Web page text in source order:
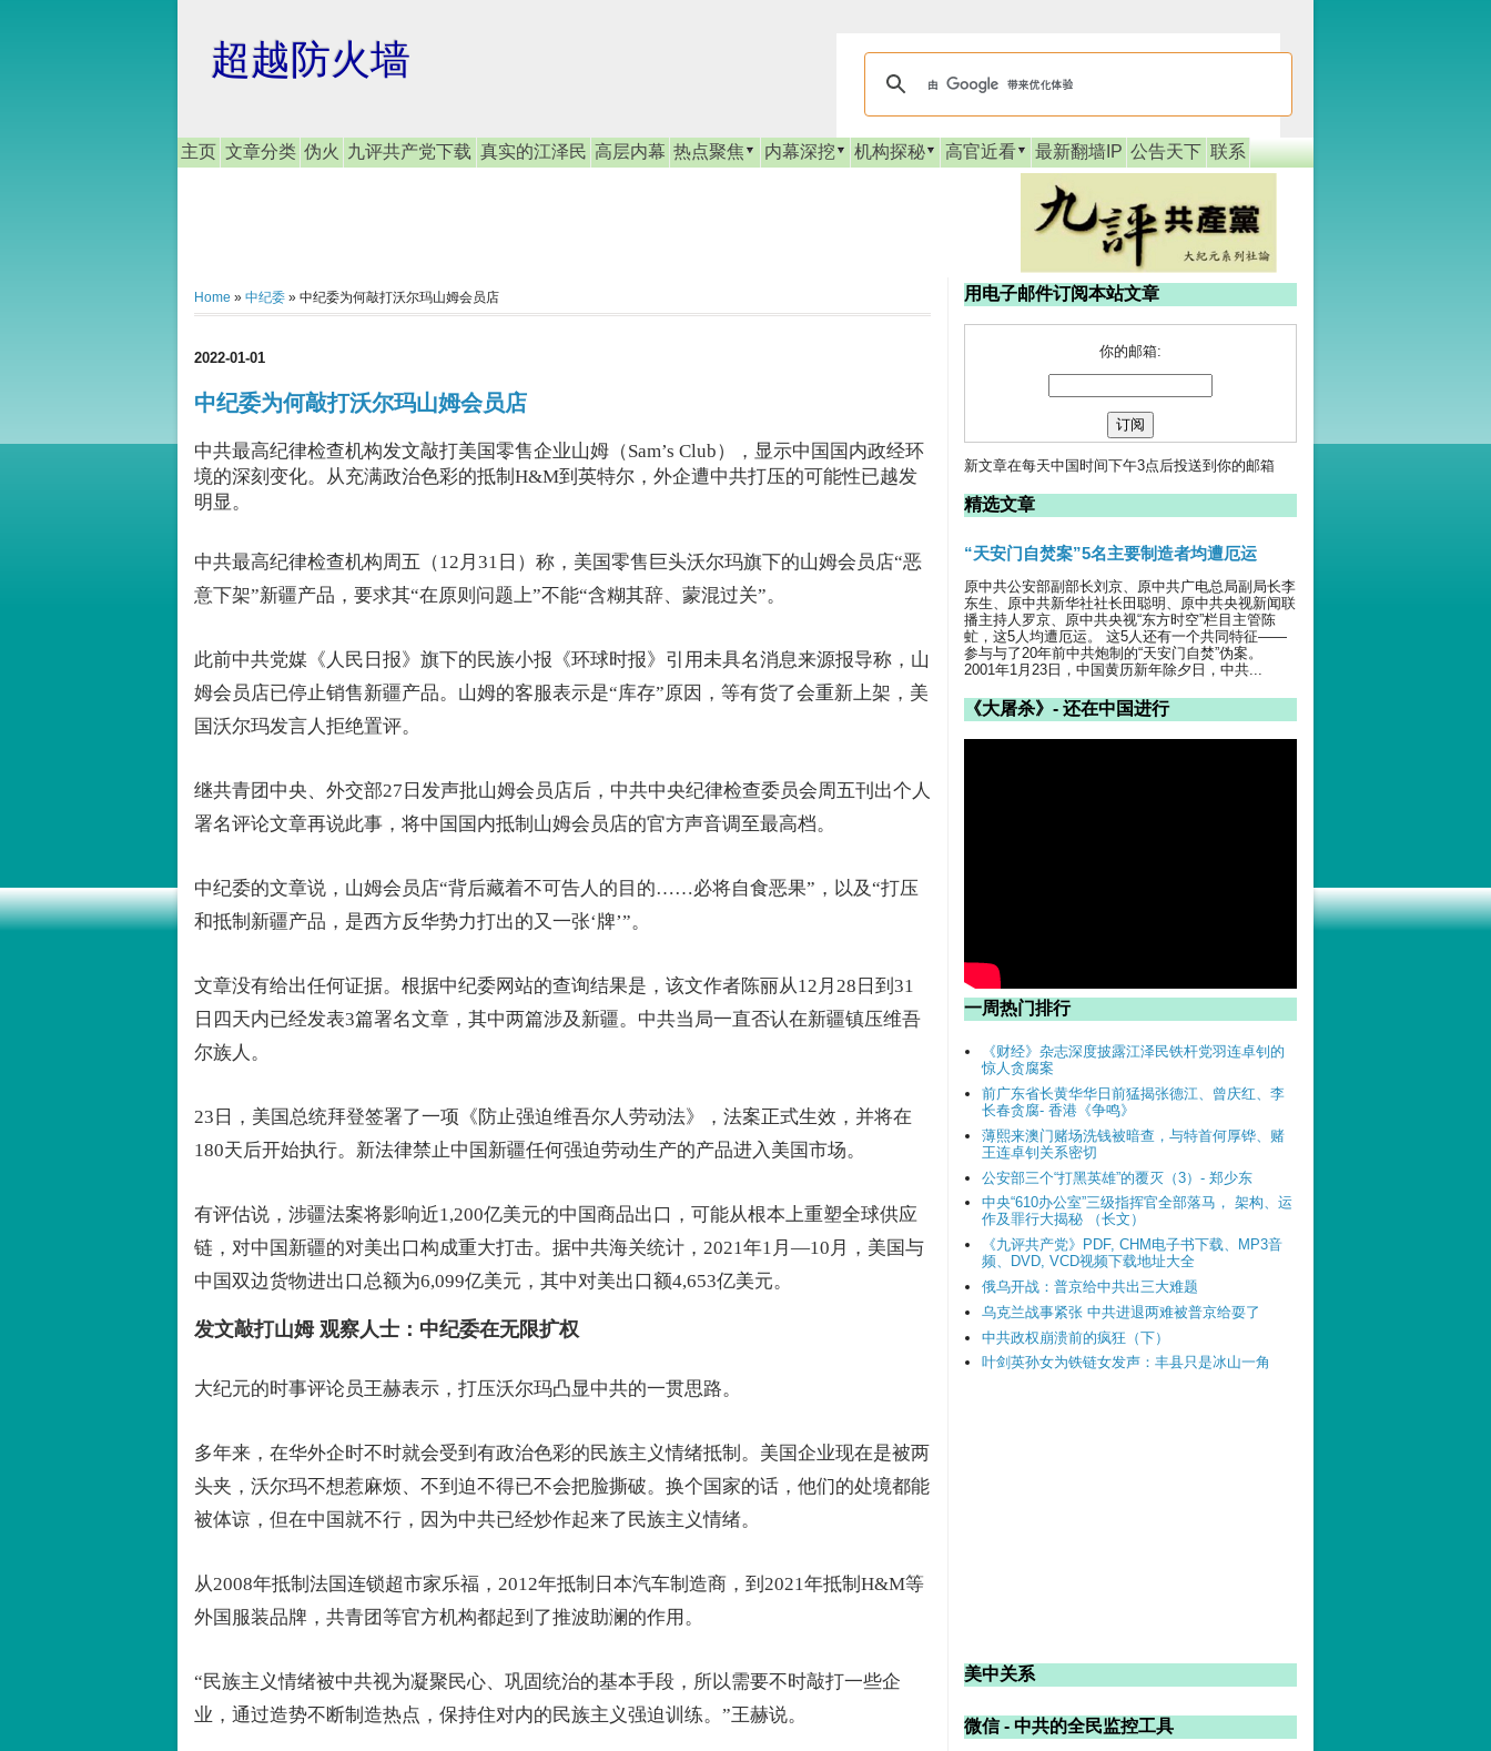
超越防火墙
主页 文章分类 伪火 九评共产党下载 真实的江泽民 高层内幕 热点聚焦 内幕深挖 机构探秘 高官近看 最新翻墙IP 公告天下 联系
Home » 中纪委 » 中纪委为何敲打沃尔玛山姆会员店
2022-01-01
中纪委为何敲打沃尔玛山姆会员店
中共最高纪律检查机构发文敲打美国零售企业山姆（Sam’s Club），显示中国国内政经环
境的深刻变化。从充满政治色彩的抵制H&M到英特尔，外企遭中共打压的可能性已越发
明显。
中共最高纪律检查机构周五（12月31日）称，美国零售巨头沃尔玛旗下的山姆会员店“恶
意下架”新疆产品，要求其“在原则问题上”不能“含糊其辞、蒙混过关”。
此前中共党媒《人民日报》旗下的民族小报《环球时报》引用未具名消息来源报导称，山
姆会员店已停止销售新疆产品。山姆的客服表示是“库存”原因，等有货了会重新上架，美
国沃尔玛发言人拒绝置评。
继共青团中央、外交部27日发声批山姆会员店后，中共中央纪律检查委员会周五刊出个人
署名评论文章再说此事，将中国国内抵制山姆会员店的官方声音调至最高档。
中纪委的文章说，山姆会员店“背后藏着不可告人的目的……必将自食恶果”，以及“打压
和抵制新疆产品，是西方反华势力打出的又一张‘牌’”。
文章没有给出任何证据。根据中纪委网站的查询结果是，该文作者陈丽从12月28日到31
日四天内已经发表3篇署名文章，其中两篇涉及新疆。中共当局一直否认在新疆镇压维吾
尔族人。
23日，美国总统拜登签署了一项《防止强迫维吾尔人劳动法》，法案正式生效，并将在
180天后开始执行。新法律禁止中国新疆任何强迫劳动生产的产品进入美国市场。
有评估说，涉疆法案将影响近1,200亿美元的中国商品出口，可能从根本上重塑全球供应
链，对中国新疆的对美出口构成重大打击。据中共海关统计，2021年1月—10月，美国与
中国双边货物进出口总额为6,099亿美元，其中对美出口额4,653亿美元。
发文敲打山姆 观察人士：中纪委在无限扩权
大纪元的时事评论员王赫表示，打压沃尔玛凸显中共的一贯思路。
多年来，在华外企时不时就会受到有政治色彩的民族主义情绪抵制。美国企业现在是被两
头夹，沃尔玛不想惹麻烦、不到迫不得已不会把脸撕破。换个国家的话，他们的处境都能
被体谅，但在中国就不行，因为中共已经炒作起来了民族主义情绪。
从2008年抵制法国连锁超市家乐福，2012年抵制日本汽车制造商，到2021年抵制H&M等
外国服装品牌，共青团等官方机构都起到了推波助澜的作用。
“民族主义情绪被中共视为凝聚民心、巩固统治的基本手段，所以需要不时敲打一些企
业，通过造势不断制造热点，保持住对内的民族主义强迫训练。”王赫说。
用电子邮件订阅本站文章
你的邮箱:
新文章在每天中国时间下午3点后投送到你的邮箱
精选文章
“天安门自焚案”5名主要制造者均遭厄运
原中共公安部副部长刘京、原中共广电总局副局长李
东生、原中共新华社社长田聪明、原中共央视新闻联
播主持人罗京、原中共央视“东方时空”栏目主管陈
虻，这5人均遭厄运。 这5人还有一个共同特征——
参与与了20年前中共炮制的“天安门自焚”伪案。
2001年1月23日，中国黄历新年除夕日，中共...
《大屠杀》- 还在中国进行
一周热门排行
《财经》杂志深度披露江泽民铁杆党羽连卓钊的
惊人贪腐案
前广东省长黄华华日前猛揭张德江、曾庆红、李
长春贪腐- 香港《争鸣》
薄熙来澳门赌场洗钱被暗查，与特首何厚铧、赌
王连卓钊关系密切
公安部三个“打黑英雄”的覆灭（3）- 郑少东
中央“610办公室”三级指挥官全部落马， 架构、运
作及罪行大揭秘 （长文）
《九评共产党》PDF, CHM电子书下载、MP3音
频、DVD, VCD视频下载地址大全
俄乌开战：普京给中共出三大难题
乌克兰战事紧张 中共进退两难被普京给耍了
中共政权崩溃前的疯狂（下）
叶剑英孙女为铁链女发声：丰县只是冰山一角
美中关系
微信 - 中共的全民监控工具